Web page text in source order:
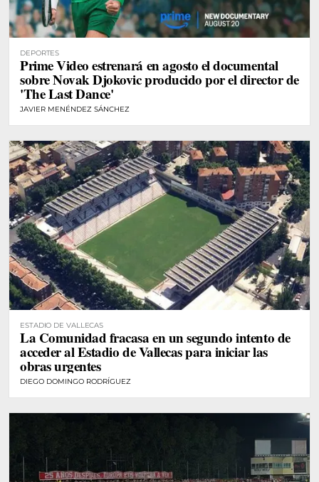
DEPORTES
Prime Video estrenará en agosto el documental
sobre Novak Djokovic producido por el director de
'The Last Dance'
JAVIER MENÉNDEZ SÁNCHEZ
ESTADIO DE VALLECAS
La Comunidad fracasa en un segundo intento de
acceder al Estadio de Vallecas para iniciar las
obras urgentes
DIEGO DOMINGO RODRÍGUEZ